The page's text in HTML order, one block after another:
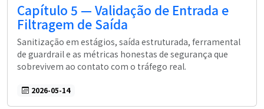
Capítulo 5 — Validação de Entrada e
Filtragem de Saída
Sanitização em estágios, saída estruturada, ferramental
de guardrail e as métricas honestas de segurança que
sobrevivem ao contato com o tráfego real.
2026-05-14